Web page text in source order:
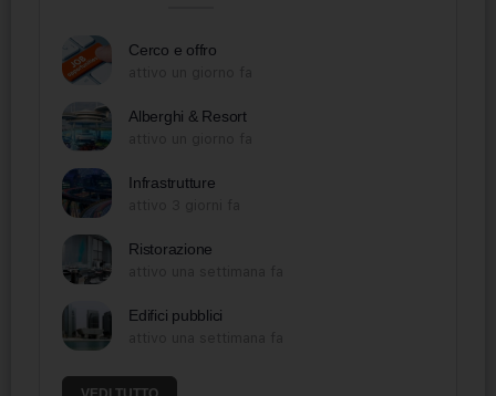
Cerco e offro
Alberghi & Resort
Infrastrutture
Ristorazione
Edifici pubblici